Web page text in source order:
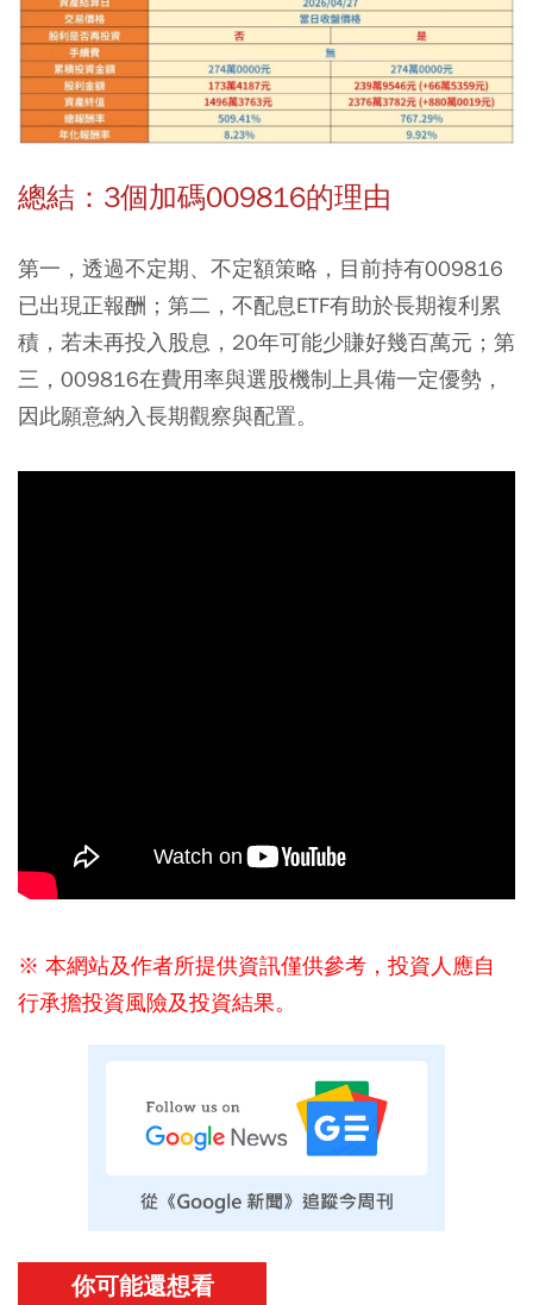
總結：3個加碼009816的理由
第一，透過不定期、不定額策略，目前持有009816
已出現正報酬；第二，不配息ETF有助於長期複利累
積，若未再投入股息，20年可能少賺好幾百萬元；第
三，009816在費用率與選股機制上具備一定優勢，
因此願意納入長期觀察與配置。
※ 本網站及作者所提供資訊僅供參考，投資人應自
行承擔投資風險及投資結果。